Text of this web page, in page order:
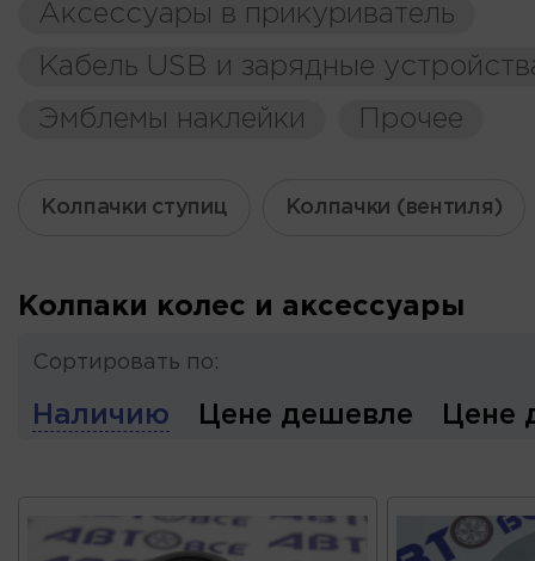
Аксессуары в прикуриватель
Кабель USB и зарядные
Эмблемы наклейки
Прочее
Колпачки ступиц Колпачки (вентиля)
Колпаки колес и аксессуары
Сортировать по:
Наличию Цене дешевле Цене